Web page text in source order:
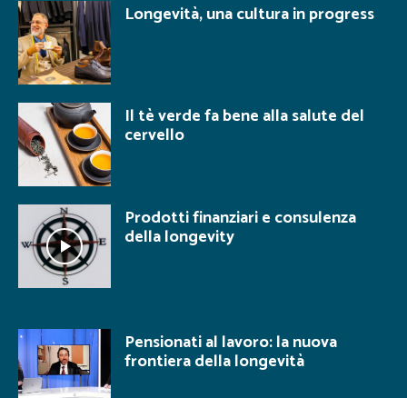
Longevità, una cultura in progress
Il tè verde fa bene alla salute del
cervello
Prodotti finanziari e consulenza
della longevity
Pensionati al lavoro: la nuova
frontiera della longevità